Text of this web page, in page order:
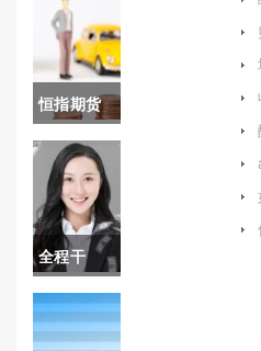
恒指期货
入金要用
网银吗(买
恒指期货
怎样开户)
全程干
货！买股
指期货至